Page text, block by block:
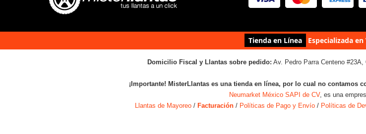
Tienda en Línea Especializada
Domicilio Fiscal y Llantas sobre pedido: Av. Pedro Parra Centeno
¡Importante! MisterLlantas es una tienda en línea, por lo cual no contamos
Neumarket México SAPI de CV, es una
Llantas de Mayoreo/ Facturación/ Políticas de Pago y Envío/ Políticas de